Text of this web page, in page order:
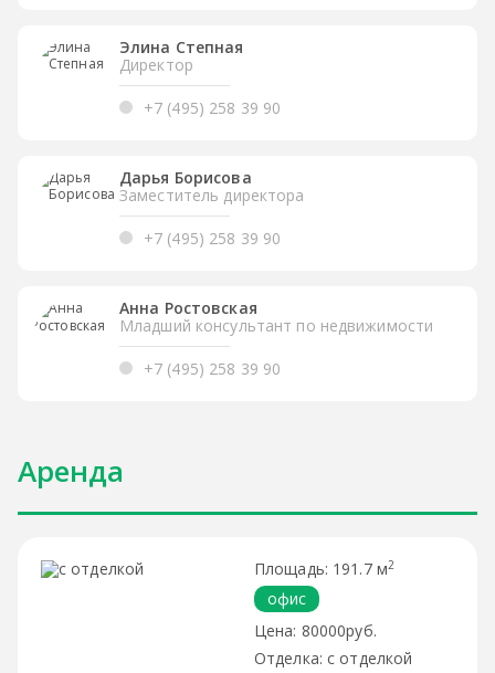
Элина Степная
Директор
+7 (495) 258 39 90
Дарья Борисова
Заместитель директора
+7 (495) 258 39 90
Анна Ростовская
Младший консультант по недвижимости
+7 (495) 258 39 90
Аренда
191.7 м2
офис
80000руб.
с отделкой